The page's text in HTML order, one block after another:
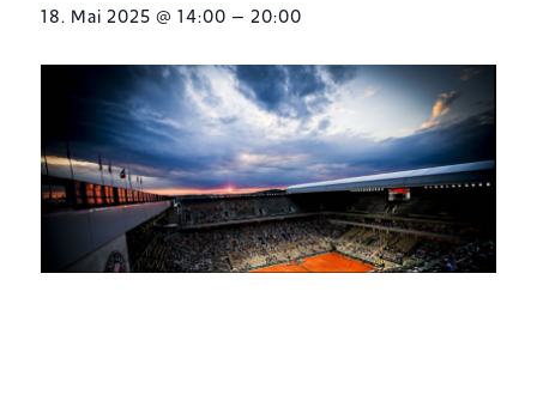
18. Mai 2025 @ 14:00 – 20:00